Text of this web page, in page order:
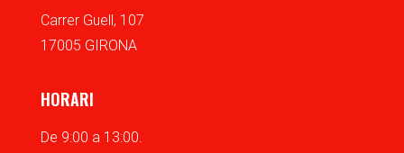
Carrer Guell, 107
17005 GIRONA
HORARI
De 9:00 a 13:00.